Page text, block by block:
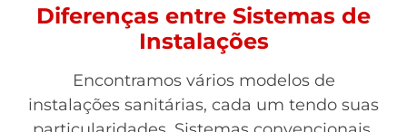
Diferenças entre Sistemas de
Instalações
Encontramos vários modelos de
instalações sanitárias, cada um tendo suas